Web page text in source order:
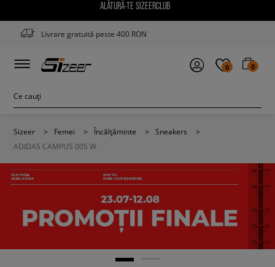
ALĂTURĂ-TE SIZEERCLUB
Livrare gratuită peste 400 RON
0 0
Sizeer > Femei > Încălțăminte > Sneakers
>
ADIDAS CAMPUS 00S W